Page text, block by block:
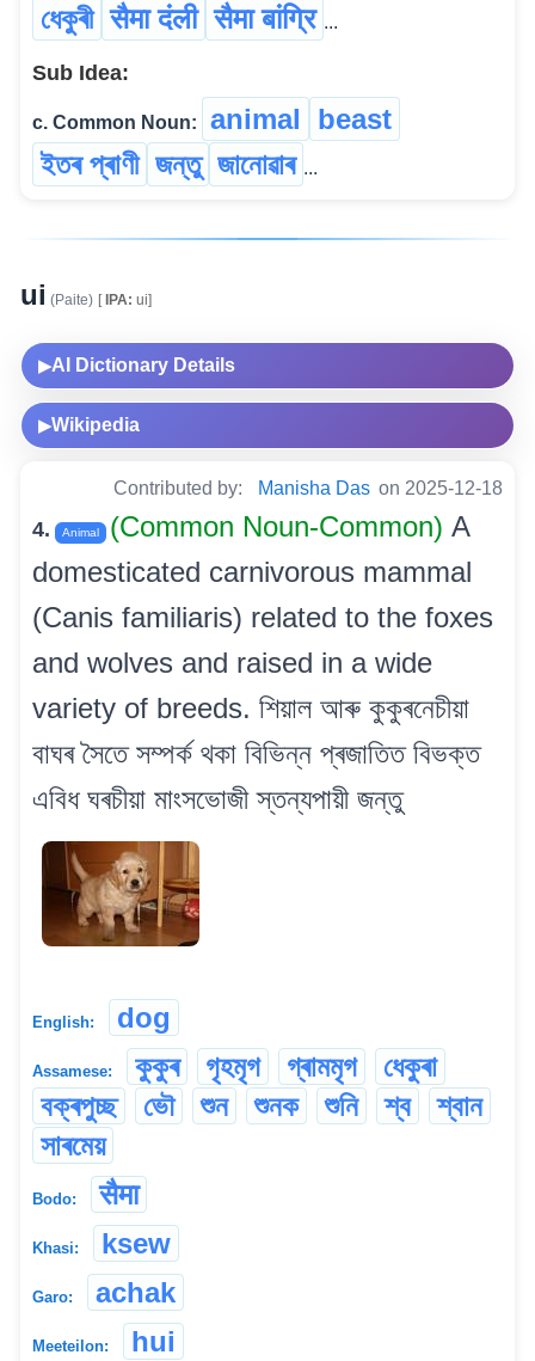
ধেকুৰী सैमा दंली सैमा बांग्रि ...
Sub Idea:
c. Common Noun: animal
beast
ইতৰ প্ৰাণী জন্তু জানোৱাৰ ...
ui (Paite) [IPA: ui]
▶AI Dictionary Details
▶Wikipedia
Contributed by: Manisha Das on 2025-12-18
4. Animal (Common Noun-Common) A
domesticated carnivorous mammal
(Canis familiaris) related to the foxes
and wolves and raised in a wide
variety of breeds. শিয়াল আৰু কুকুৰনেচীয়া
বাঘৰ সৈতে সম্পৰ্ক থকা বিভিন্ন প্ৰজাতিত বিভক্ত
এবিধ ঘৰচীয়া মাংসভোজী স্তন্যপায়ী জন্তু
English: dog
Assamese: কুকুৰ গৃহমৃগ গ্ৰামমৃগ
ধেকুৰা
বক্ৰপুচ্ছ
ভৌ শুন শুনক শুনি শ্ব
শ্বান
সাৰমেয়
Bodo: सैमा
Khasi: ksew
Garo: achak
Meeteilon: hui